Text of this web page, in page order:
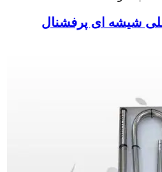
شیشه ای پرفشنال